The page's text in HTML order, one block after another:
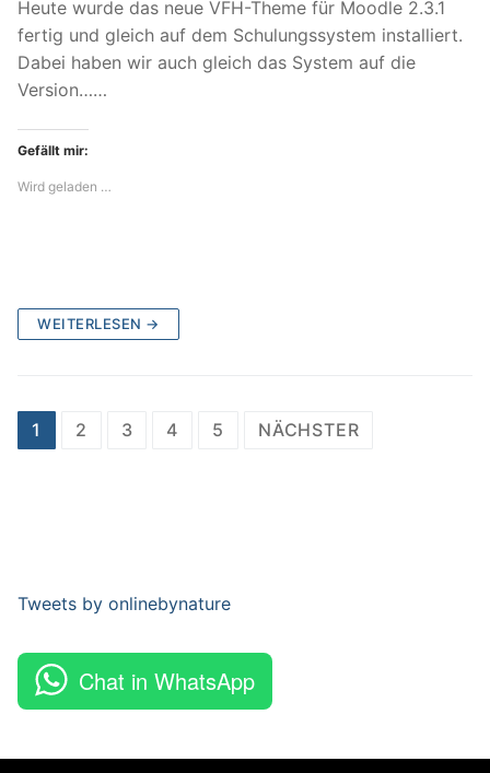
Heute wurde das neue VFH-Theme für Moodle 2.3.1
fertig und gleich auf dem Schulungssystem installiert.
Dabei haben wir auch gleich das System auf die
Version……
Gefällt mir:
Wird geladen …
WEITERLESEN →
Beitragsnavigation
1 2 3 4 5 NÄCHSTER
Tweets by onlinebynature
Chat in WhatsApp